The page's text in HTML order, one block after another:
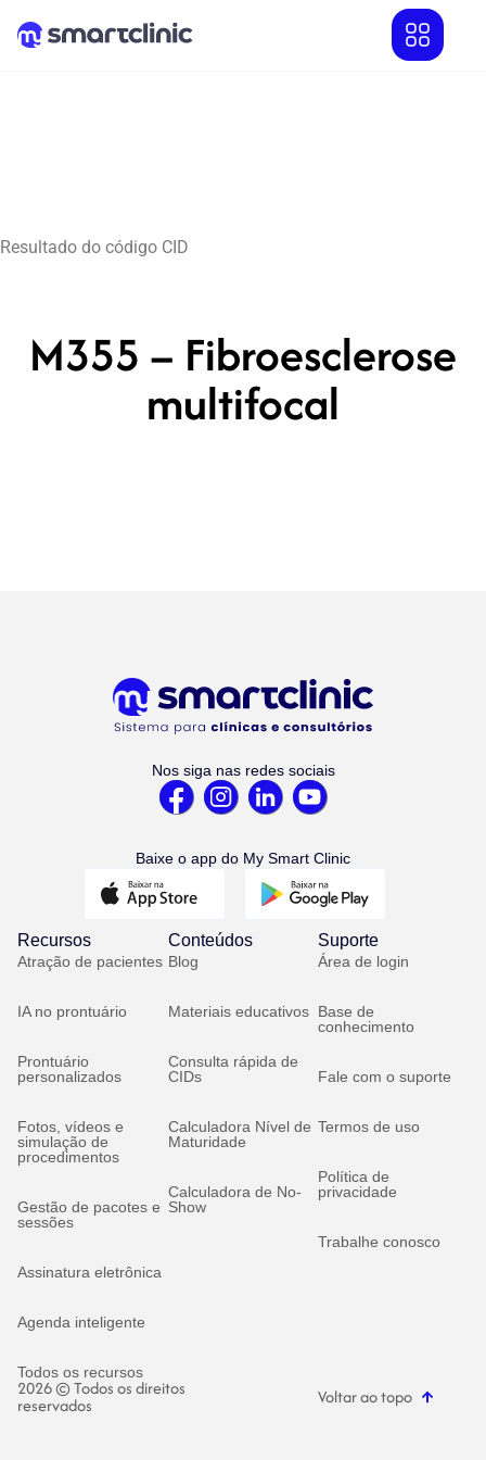
Resultado do código CID
M355 – Fibroesclerose
multifocal
Nos siga nas redes sociais
Baixe o app do My Smart Clinic
Recursos
Atração de pacientes
IA no prontuário
Prontuário
personalizados
Fotos, vídeos e
simulação de
procedimentos
Gestão de pacotes e
sessões
Assinatura eletrônica
Agenda inteligente
Todos os recursos
Conteúdos
Blog
Materiais educativos
Consulta rápida de
CIDs
Calculadora Nível de
Maturidade
Calculadora de No-
Show
Suporte
Área de login
Base de
conhecimento
Fale com o suporte
Termos de uso
Política de
privacidade
Trabalhe conosco
2026 © Todos os direitos
reservados Voltar ao topo